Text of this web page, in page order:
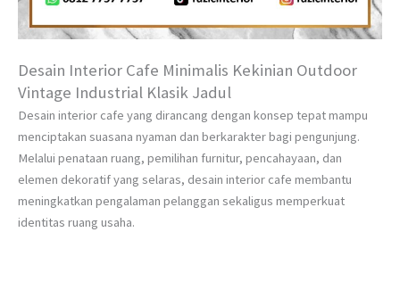
Desain Interior Cafe Minimalis Kekinian Outdoor
Vintage Industrial Klasik Jadul
Desain interior cafe yang dirancang dengan konsep tepat mampu
menciptakan suasana nyaman dan berkarakter bagi pengunjung.
Melalui penataan ruang, pemilihan furnitur, pencahayaan, dan
elemen dekoratif yang selaras, desain interior cafe membantu
meningkatkan pengalaman pelanggan sekaligus memperkuat
identitas ruang usaha.